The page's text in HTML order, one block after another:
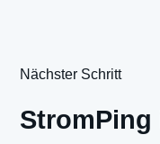
Nächster Schritt